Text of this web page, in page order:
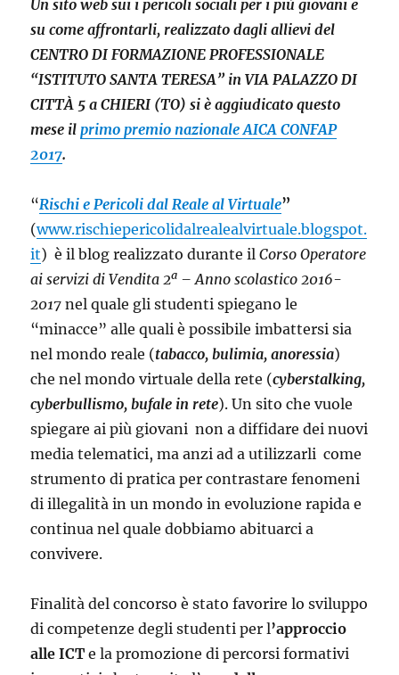
Un sito web sui i pericoli sociali per i più giovani e
su come affrontarli, realizzato dagli allievi del
CENTRO DI FORMAZIONE PROFESSIONALE
“ISTITUTO SANTA TERESA” in VIA PALAZZO DI
CITTÀ 5 a CHIERI (TO) si è aggiudicato questo
mese ilprimo premio nazionale AICA CONFAP
2017.
“Rischi e Pericoli dal Reale al Virtuale”
(www.rischiepericolidalrealealvirtuale.blogspot.
it) è il blog realizzato durante ilCorso Operatore
ai servizi di Vendita 2ª – Anno scolastico 2016-
2017 nel quale gli studenti spiegano le
“minacce” alle quali è possibile imbattersi sia
nel mondo reale (tabacco, bulimia, anoressia)
che nel mondo virtuale della rete (cyberstalking,
cyberbullismo, bufale in rete). Un sito che vuole
spiegare ai più giovani non a diffidare dei nuovi
media telematici, ma anzi ad a utilizzarli come
strumento di pratica per contrastare fenomeni
di illegalità in un mondo in evoluzione rapida e
continua nel quale dobbiamo abituarci a
convivere.
Finalità del concorso è stato favorire lo sviluppo
di competenze degli studenti per l’approccio
alle ICT e la promozione di percorsi formativi